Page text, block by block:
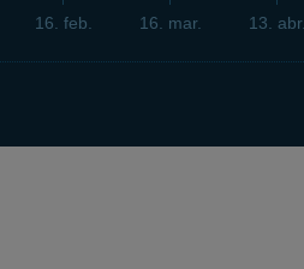
16. feb. 16. mar. 13. abr.